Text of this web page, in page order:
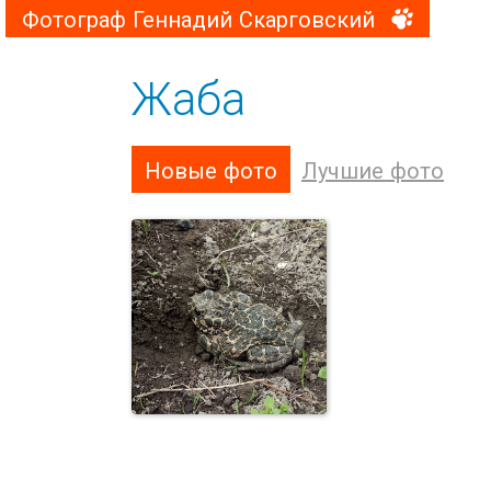
Фотограф Геннадий Скарговский
Жаба
Новые фото Лучшие фото